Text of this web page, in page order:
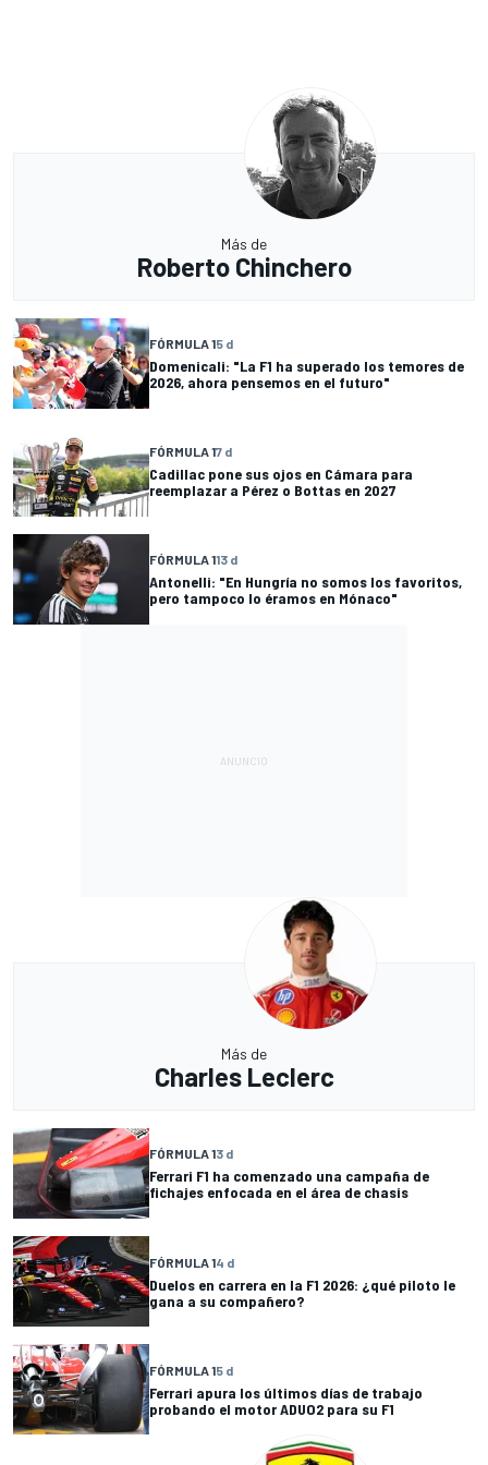
Más de
Roberto Chinchero
FÓRMULA 15 d
Domenicali: "La F1 ha superado los temores de
2026, ahora pensemos en el futuro"
FÓRMULA 17 d
Cadillac pone sus ojos en Cámara para
reemplazar a Pérez o Bottas en 2027
FÓRMULA 113 d
Antonelli: "En Hungría no somos los favoritos,
pero tampoco lo éramos en Mónaco"
Más de
Charles Leclerc
FÓRMULA 13 d
Ferrari F1 ha comenzado una campaña de
fichajes enfocada en el área de chasis
FÓRMULA 14 d
Duelos en carrera en la F1 2026: ¿qué piloto le
gana a su compañero?
FÓRMULA 15 d
Ferrari apura los últimos días de trabajo
probando el motor ADUO2 para su F1